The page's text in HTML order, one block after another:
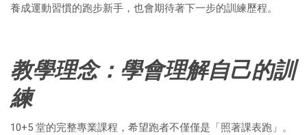
養成運動習慣的跑步新手，也會期待著下一步的訓練歷程。
教學理念：學會理解自己的訓
練
10+5 堂的完整專業課程，希望跑者不僅僅是「照著課表跑」。